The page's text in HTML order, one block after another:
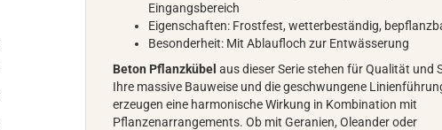
Eingangsbereich
Eigenschaften: Frostfest, wetterbeständig,
Besonderheit: Mit Ablaufloch zur Entwässerung
Beton Pflanzkübel aus dieser Serie stehen für Qualität und
Ihre massive Bauweise und die geschwungene
erzeugen eine harmonische Wirkung in Kombination mit
Pflanzenarrangements. Ob mit Geranien, Oleander oder